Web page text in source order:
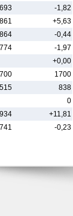
-1,82
+5,63
-0,44
-1,97
+0,00
1700
838
0
+11,81
-0,23